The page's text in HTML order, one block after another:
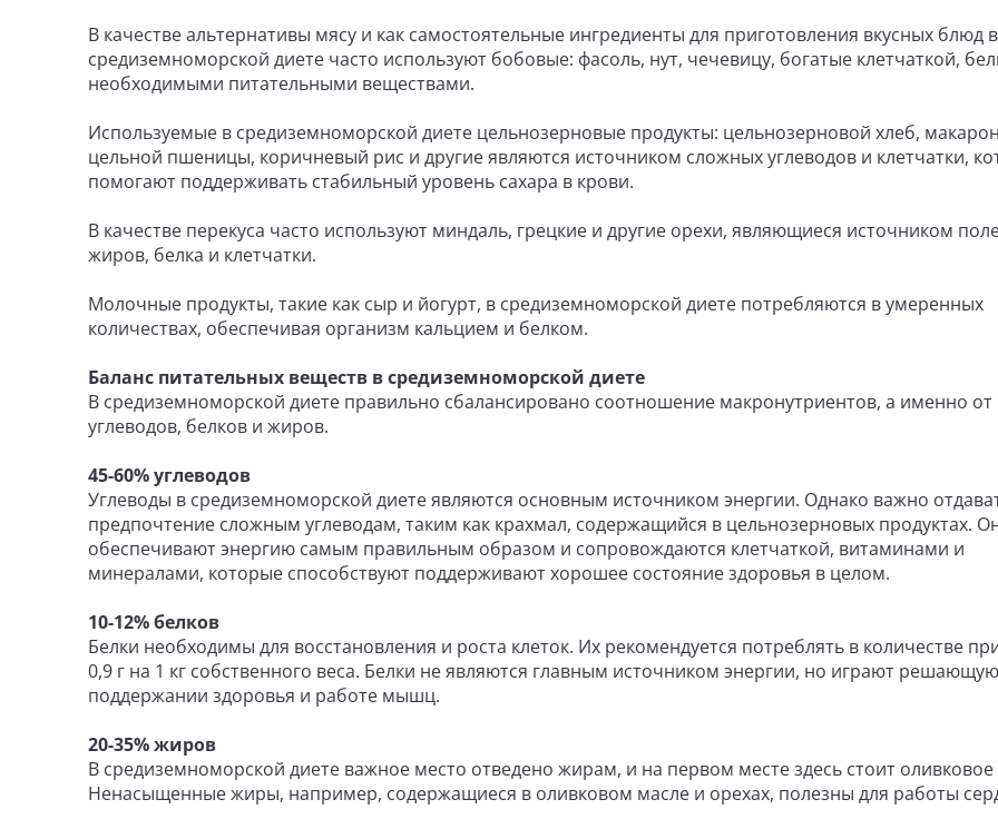
В качестве альтернативы мясу и как самостоятельные ингредиенты для приготовления вкусных блюд в
средиземноморской диете часто используют бобовые: фасоль, нут, чечевицу, богатые клетчаткой,
необходимыми питательными веществами.
Используемые в средиземноморской диете цельнозерновые продукты: цельнозерновой хлеб,
цельной пшеницы, коричневый рис и другие являются источником сложных углеводов и клетчатки,
помогают поддерживать стабильный уровень сахара в крови.
В качестве перекуса часто используют миндаль, грецкие и другие орехи, являющиеся источником
жиров, белка и клетчатки.
Молочные продукты, такие как сыр и йогурт, в средиземноморской диете потребляются в умеренных
количествах, обеспечивая организм кальцием и белком.
Баланс питательных веществ в средиземноморской диете
В средиземноморской диете правильно сбалансировано соотношение макронутриентов, а именно от
углеводов, белков и жиров.
45-60% углеводов
Углеводы в средиземноморской диете являются основным источником энергии. Однако важно
предпочтение сложным углеводам, таким как крахмал, содержащийся в цельнозерновых продуктах.
обеспечивают энергию самым правильным образом и сопровождаются клетчаткой, витаминами и
минералами, которые способствуют поддерживают хорошее состояние здоровья в целом.
10-12% белков
Белки необходимы для восстановления и роста клеток. Их рекомендуется потреблять в количестве
0,9 г на 1 кг собственного веса. Белки не являются главным источником энергии, но играют
поддержании здоровья и работе мышц.
20-35% жиров
В средиземноморской диете важное место отведено жирам, и на первом месте здесь стоит оливковое
Ненасыщенные жиры, например, содержащиеся в оливковом масле и орехах, полезны для работы